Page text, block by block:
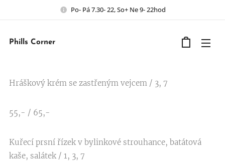
Po- Pá 7.30- 22, So+ Ne 9- 22hod
Phills Corner
Hráškový krém se zastřeným vejcem / 3, 7
55,- / 65,-
Kuřecí prsní řízek v bylinkové strouhance, batátová
kaše, salátek / 1, 3, 7